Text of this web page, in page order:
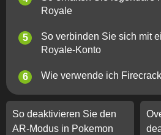
Royale
So verbinden Sie sich mit
Royale-Konto
Wie verwende ich
So deaktivieren Sie den
AR-Modus in Pokemon